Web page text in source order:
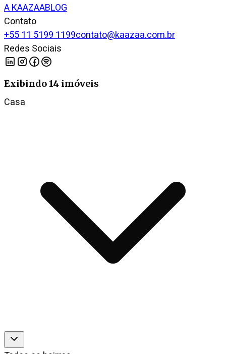
A KAAZAABLOG
Contato
+55 11 5199 1199contato@kaazaa.com.br
Redes Sociais
Exibindo14 imóveis
Casa